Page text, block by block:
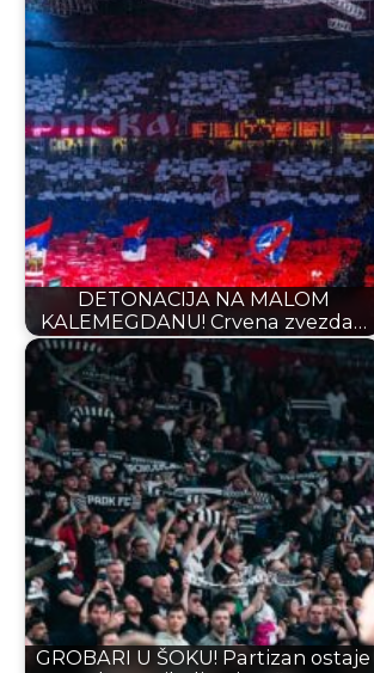
DETONACIJA NA MALOM
KALEMEGDANU! Crvena zvezda…
GROBARI U ŠOKU! Partizan ostaje